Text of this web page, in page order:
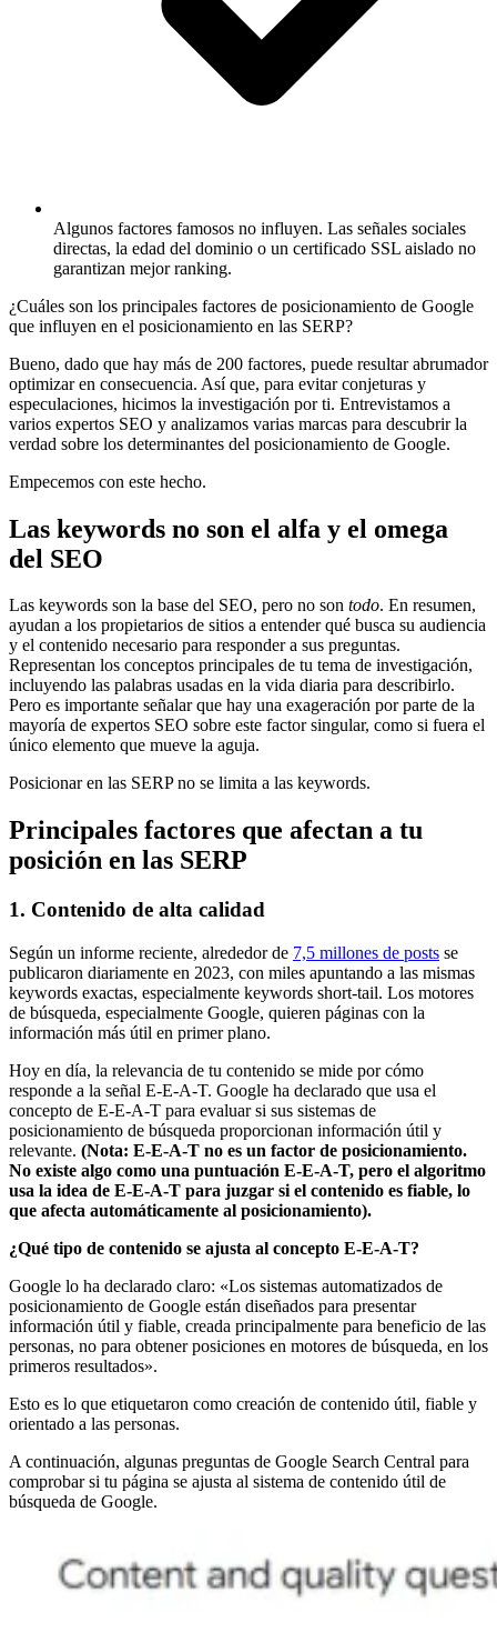
Algunos factores famosos no influyen. Las señales sociales
directas, la edad del dominio o un certificado SSL aislado no
garantizan mejor ranking.
¿Cuáles son los principales factores de posicionamiento de Google
que influyen en el posicionamiento en las SERP?
Bueno, dado que hay más de 200 factores, puede resultar abrumador
optimizar en consecuencia. Así que, para evitar conjeturas y
especulaciones, hicimos la investigación por ti. Entrevistamos a
varios expertos SEO y analizamos varias marcas para descubrir la
verdad sobre los determinantes del posicionamiento de Google.
Empecemos con este hecho.
Las keywords no son el alfa y el omega
del SEO
Las keywords son la base del SEO, pero no son todo. En resumen,
ayudan a los propietarios de sitios a entender qué busca su audiencia
y el contenido necesario para responder a sus preguntas.
Representan los conceptos principales de tu tema de investigación,
incluyendo las palabras usadas en la vida diaria para describirlo.
Pero es importante señalar que hay una exageración por parte de la
mayoría de expertos SEO sobre este factor singular, como si fuera el
único elemento que mueve la aguja.
Posicionar en las SERP no se limita a las keywords.
Principales factores que afectan a tu
posición en las SERP
1. Contenido de alta calidad
Según un informe reciente, alrededor de 7,5 millones de posts se
publicaron diariamente en 2023, con miles apuntando a las mismas
keywords exactas, especialmente keywords short-tail. Los motores
de búsqueda, especialmente Google, quieren páginas con la
información más útil en primer plano.
Hoy en día, la relevancia de tu contenido se mide por cómo
responde a la señal E-E-A-T. Google ha declarado que usa el
concepto de E-E-A-T para evaluar si sus sistemas de
posicionamiento de búsqueda proporcionan información útil y
relevante. (Nota: E-E-A-T no es un factor de posicionamiento.
No existe algo como una puntuación E-E-A-T, pero el algoritmo
usa la idea de E-E-A-T para juzgar si el contenido es fiable, lo
que afecta automáticamente al posicionamiento).
¿Qué tipo de contenido se ajusta al concepto E-E-A-T?
Google lo ha declarado claro: «Los sistemas automatizados de
posicionamiento de Google están diseñados para presentar
información útil y fiable, creada principalmente para beneficio de las
personas, no para obtener posiciones en motores de búsqueda, en los
primeros resultados».
Esto es lo que etiquetaron como creación de contenido útil, fiable y
orientado a las personas.
A continuación, algunas preguntas de Google Search Central para
comprobar si tu página se ajusta al sistema de contenido útil de
búsqueda de Google.